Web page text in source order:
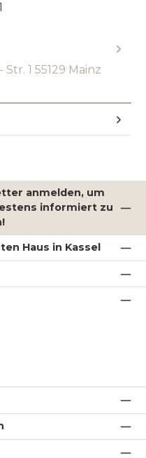
1 55129 Mainz
anmelden, um
informiert zu
Haus in Kassel